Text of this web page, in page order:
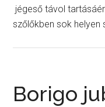
jégeső távol
szőlőkben sok
Borigo